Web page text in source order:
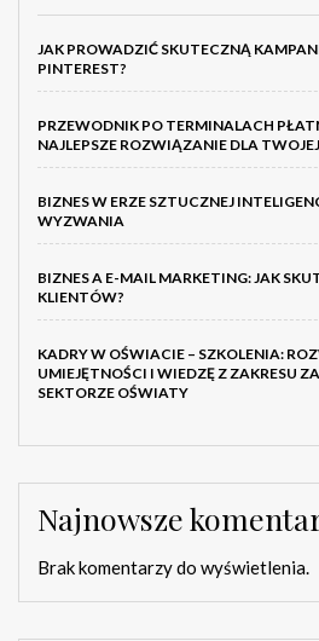
JAK PROWADZIĆ SKUTECZNĄ
PINTEREST?
PRZEWODNIK PO TERMINALACH
NAJLEPSZE ROZWIĄZANIE DLA
BIZNES W ERZE SZTUCZNEJ
WYZWANIA
BIZNES A E-MAIL MARKETING: JAK
KLIENTÓW?
KADRY W OŚWIACIE – SZKOLENIA:
UMIEJĘTNOŚCI I WIEDZĘ Z ZAKRESU
SEKTORZE OŚWIATY
Najnowsze
Brak komentarzy do wyświetlenia.